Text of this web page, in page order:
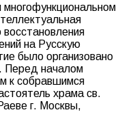
многофункциональном
на Русскую
было организовано
Перед началом
к собравшимся
храма св.
г. Москвы,